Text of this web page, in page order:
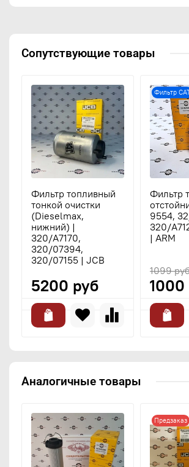
Сопутствующие товары
Фильтр топливный
тонкой очистки
(Dieselmax,
нижний) |
320/A7170,
320/07394,
320/07155 | JCB
5200 руб
Фильтр
Фильтр
9554,
320/
| ARM
1099
1000
Аналогичные товары
Предзаказ